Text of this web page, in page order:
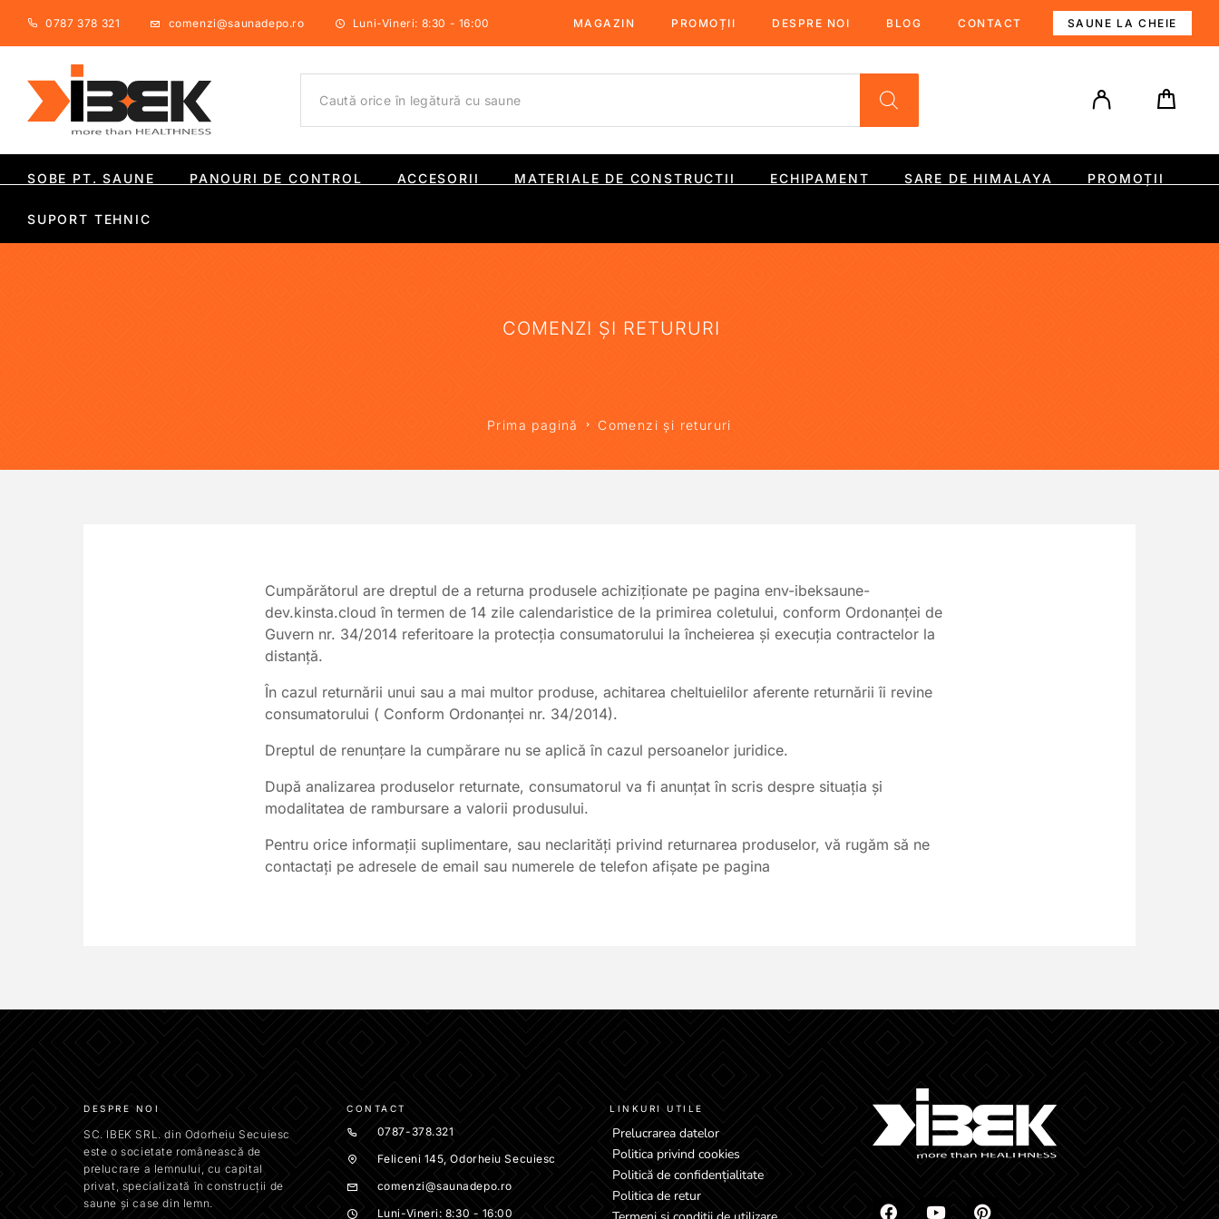
SAUNE LA CHEIE
0787 378 321 comenzi@saunadepo.ro Luni-Vineri: 8:30 - 16:00 MAGAZIN PROMOȚII DESPRE NOI BLOG CONTACT
SOBE PT. SAUNE PANOURI DE CONTROL ACCESORII MATERIALE DE CONSTRUCTII ECHIPAMENT SARE DE HIMALAYA PROMOȚII
SUPORT TEHNIC
COMENZI ȘI RETURURI
Prima pagină Comenzi și retururi
Cumpărătorul are dreptul de a returna produsele achiziționate pe pagina env-ibeksaune-
dev.kinsta.cloud în termen de 14 zile calendaristice de la primirea coletului, conform Ordonanței de
Guvern nr. 34/2014 referitoare la protecția consumatorului la încheierea și execuția contractelor la
distanță.
În cazul returnării unui sau a mai multor produse, achitarea cheltuielilor aferente returnării îi revine
consumatorului ( Conform Ordonanței nr. 34/2014).
Dreptul de renunțare la cumpărare nu se aplică în cazul persoanelor juridice.
După analizarea produselor returnate, consumatorul va fi anunțat în scris despre situația și
modalitatea de rambursare a valorii produsului.
Pentru orice informații suplimentare, sau neclarități privind returnarea produselor, vă rugăm să ne
contactați pe adresele de email sau numerele de telefon afișate pe pagina
DESPRE NOI
SC. IBEK SRL. din Odorheiu Secuiesc
este o societate românească de
prelucrare a lemnului, cu capital
privat, specializată în construcții de
saune și case din lemn.
CONTACT
0787-378.321
Feliceni 145, Odorheiu Secuiesc
comenzi@saunadepo.ro
Luni-Vineri: 8:30 - 16:00
LINKURI UTILE
Prelucrarea datelor
Politica privind cookies
Politică de confidențialitate
Politica de retur